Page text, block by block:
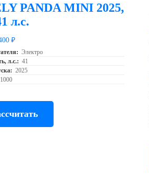
PANDA MINI 2025,
л.с.
₽
Электро
л.с.: 41
2025
1000